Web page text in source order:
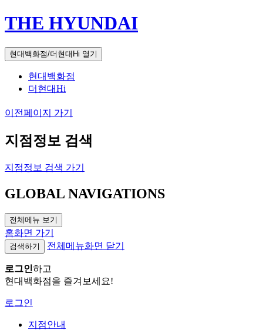
THE HYUNDAI
현대백화점/더현대Hi 열기
현대백화점
더현대Hi
이전페이지 가기
지점정보 검색
지점정보 검색 가기
GLOBAL NAVIGATIONS
전체메뉴 보기
홈화면 가기
검색하기 전체메뉴화면 닫기
로그인하고
현대백화점을 즐겨보세요!
로그인
지점안내